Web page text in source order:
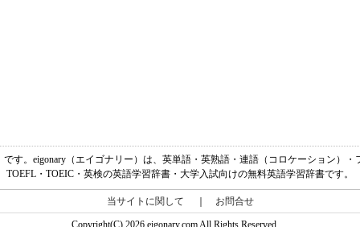
です。eigonary（エイゴナリー）は、英単語・英熟語・連語（コロケーション）
TOEFL・TOEIC・英検の英語学習辞書・大学入試向けの無料英語学習辞書です。
当サイトに関して お問合せ
Copyright(C) 2026 eigonary.com All Rights Reserved.